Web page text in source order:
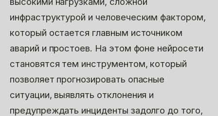
инфраструктурой и человеческим фактором,
который остается главным источником
аварий и простоев. На этом фоне нейросети
становятся тем инструментом, который
позволяет прогнозировать опасные
ситуации, выявлять отклонения и
предупреждать инциденты задолго до того,